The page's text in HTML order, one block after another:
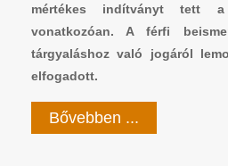
mértékes indítványt tett a
vonatkozóan. A férfi
tárgyaláshoz való jogáról
elfogadott.
Bővebben ...